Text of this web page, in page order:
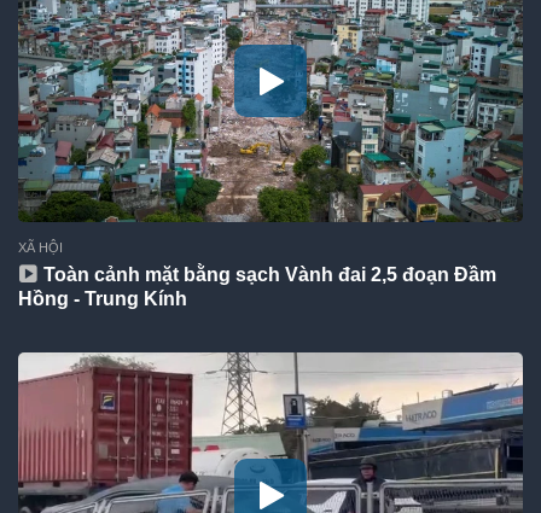
XÃ HỘI
Toàn cảnh mặt bằng sạch Vành đai 2,5 đoạn Đầm
Hồng - Trung Kính